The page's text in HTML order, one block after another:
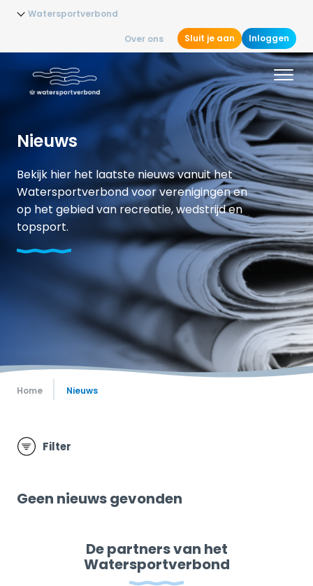
Watersportverbond
Over ons Sluit je aan Inloggen
Nieuws
Bekijk hier het laatste nieuws vanuit het
Watersportverbond voor verenigingen en
op het gebied van recreatie, wedstrijd en
topsport.
Home Nieuws
Filter
Geen nieuws gevonden
De partners van het
Watersportverbond